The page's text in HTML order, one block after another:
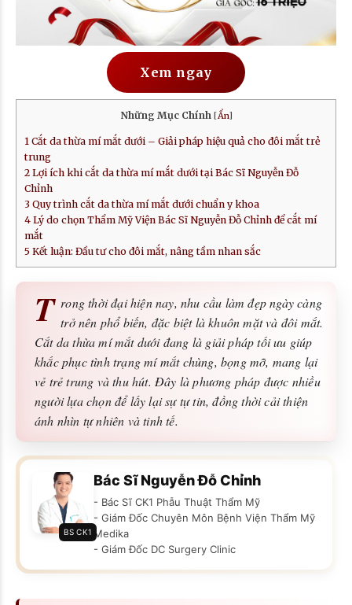
Xem ngay
Những Mục Chính [Ẩn]
1 Cắt da thừa mí mắt dưới – Giải pháp hiệu quả cho đôi mắt trẻ
trung
2 Lợi ích khi cắt da thừa mí mắt dưới tại Bác Sĩ Nguyễn Đỗ
Chỉnh
3 Quy trình cắt da thừa mí mắt dưới chuẩn y khoa
4 Lý do chọn Thẩm Mỹ Viện Bác Sĩ Nguyễn Đỗ Chỉnh để cắt mí
mắt
5 Kết luận: Đầu tư cho đôi mắt, nâng tầm nhan sắc
T rong thời đại hiện nay, nhu cầu làm đẹp ngày càng
trở nên phổ biến, đặc biệt là khuôn mặt và đôi mắt.
Cắt da thừa mí mắt dưới đang là giải pháp tối ưu giúp
khắc phục tình trạng mí mắt chùng, bọng mỡ, mang lại
vẻ trẻ trung và thu hút. Đây là phương pháp được nhiều
người lựa chọn để lấy lại sự tự tin, đồng thời cải thiện
ánh nhìn tự nhiên và tinh tế.
BS CK1
Bác Sĩ Nguyễn Đỗ Chỉnh
- Bác Sĩ CK1 Phẫu Thuật Thẩm Mỹ
- Giám Đốc Chuyên Môn Bệnh Viện Thẩm Mỹ
Medika
- Giám Đốc DC Surgery Clinic